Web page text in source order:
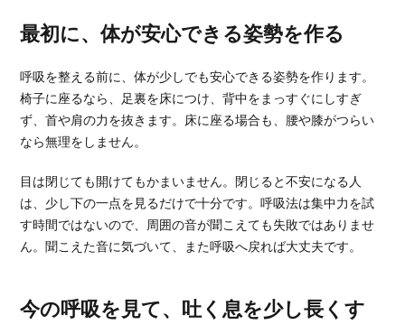
最初に、体が安心できる姿勢を作る
呼吸を整える前に、体が少しでも安心できる姿勢を作ります。
椅子に座るなら、足裏を床につけ、背中をまっすぐにしすぎ
ず、首や肩の力を抜きます。床に座る場合も、腰や膝がつらい
なら無理をしません。
目は閉じても開けてもかまいません。閉じると不安になる人
は、少し下の一点を見るだけで十分です。呼吸法は集中力を試
す時間ではないので、周囲の音が聞こえても失敗ではありませ
ん。聞こえた音に気づいて、また呼吸へ戻れば大丈夫です。
今の呼吸を見て、吐く息を少し長くす